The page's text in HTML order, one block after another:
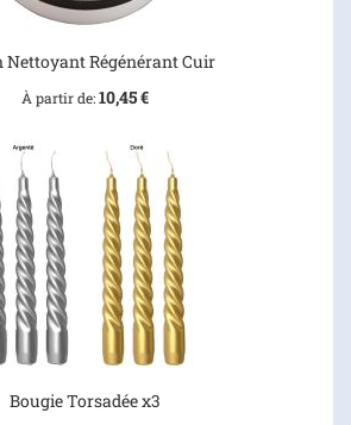
Nettoyant Régénérant Cuir
À partir de 10,45 €
Bougie Torsadée x3